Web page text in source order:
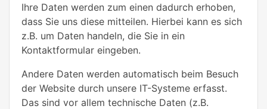
Ihre Daten werden zum einen dadurch erhoben,
dass Sie uns diese mitteilen. Hierbei kann es sich
z.B. um Daten handeln, die Sie in ein
Kontaktformular eingeben.
Andere Daten werden automatisch beim Besuch
der Website durch unsere IT-Systeme erfasst.
Das sind vor allem technische Daten (z.B.